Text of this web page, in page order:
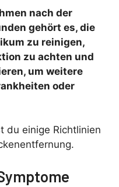
nach der
gehört es, die
zu reinigen,
zu achten und
um weitere
oder
du einige Richtlinien